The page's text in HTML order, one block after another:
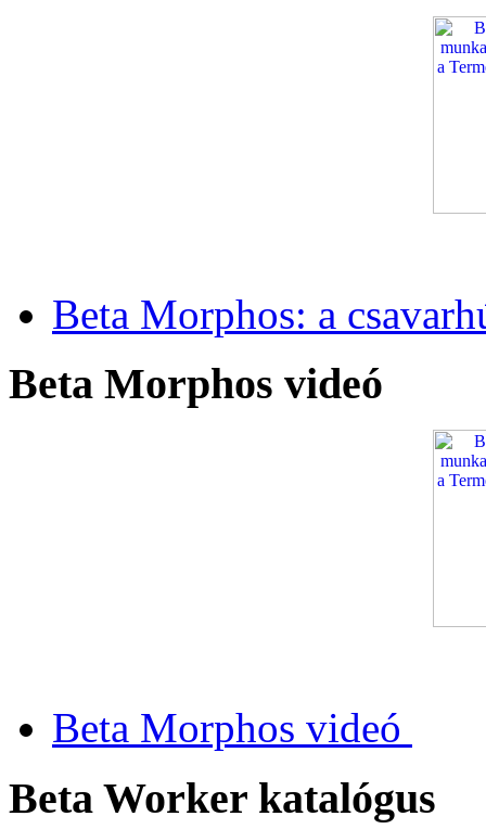
Beta Morphos: a
Beta Morphos videó
Beta Morphos videó
Beta Worker katalógus